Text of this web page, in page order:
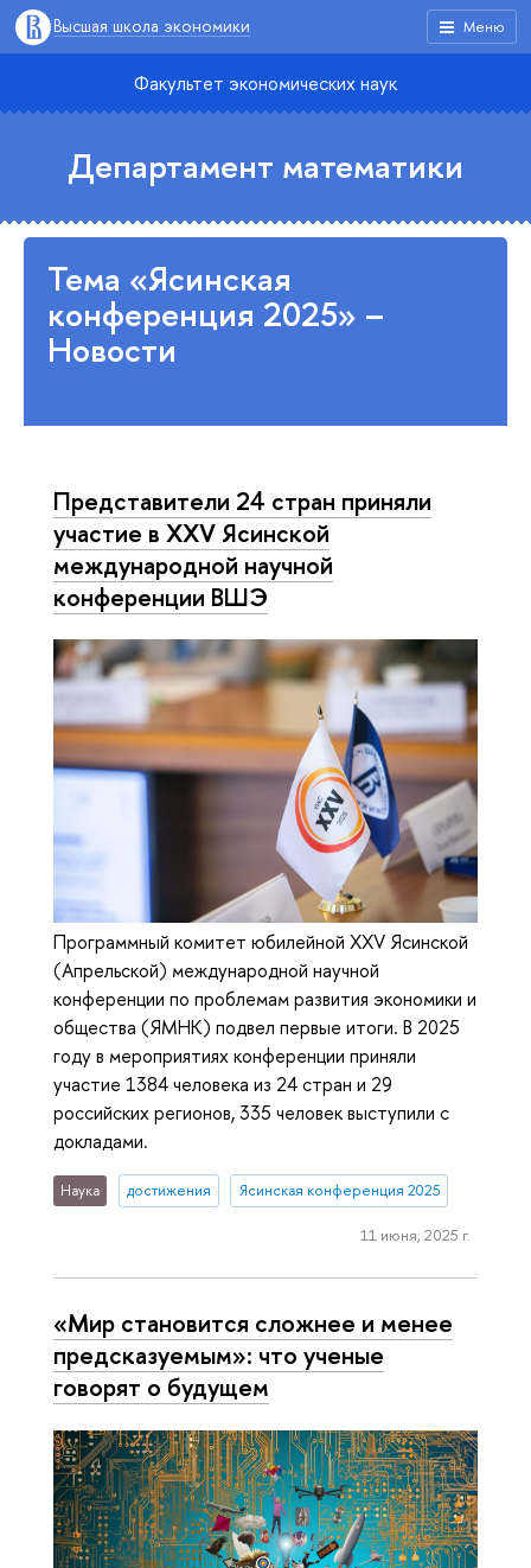
Меню
Высшая школа экономики
Факультет экономических наук
Департамент математики
Тема «Ясинская
конференция 2025» –
Новости
Представители 24 стран приняли
участие в XXV Ясинской
международной научной
конференции ВШЭ
Программный комитет юбилейной XXV Ясинской
(Апрельской) международной научной
конференции по проблемам развития экономики и
общества (ЯМНК) подвел первые итоги. В 2025
году в мероприятиях конференции приняли
участие 1384 человека из 24 стран и 29
российских регионов, 335 человек выступили с
докладами.
Наука достижения Ясинская конференция 2025
11 июня, 2025 г.
«Мир становится сложнее и менее
предсказуемым»: что ученые
говорят о будущем